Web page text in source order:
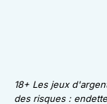
18+ Les jeux
des risques :